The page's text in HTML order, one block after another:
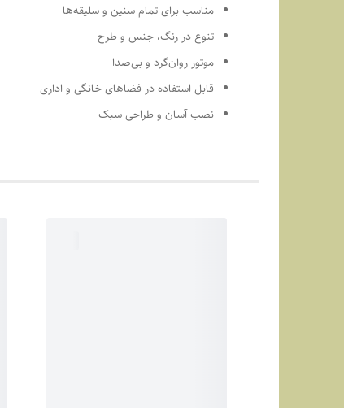
مناسب برای تمام سنین و سلیقه‌ها
تنوع در رنگ، جنس و طرح
موتور روان‌گرد و بی‌صدا
قابل استفاده در فضاهای خانگی و اداری
نصب آسان و طراحی سبک